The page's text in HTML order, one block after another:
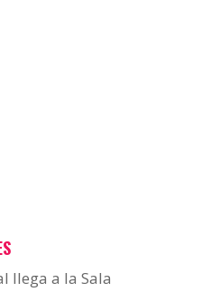
llega a la Sala